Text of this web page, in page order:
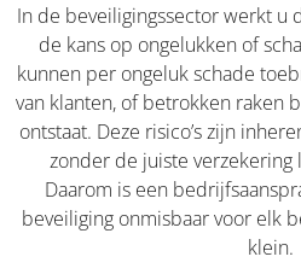
In de beveiligingssector werkt u
de kans op ongelukken of
kunnen per ongeluk schade
van klanten, of betrokken raken
ontstaat. Deze risico’s zijn
zonder de juiste verzekering
Daarom is een
beveiliging onmisbaar voor elk
klein.